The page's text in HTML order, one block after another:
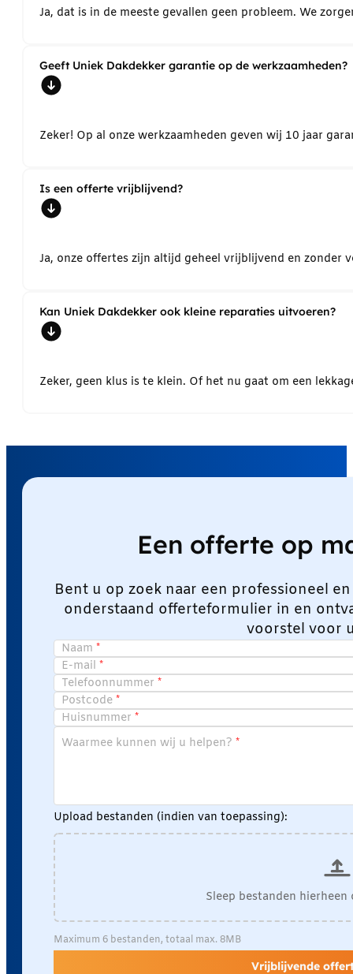
Ja, dat is in de meeste gevallen geen probleem. We
Geeft Uniek Dakdekker garantie op de werkzaamheden?
Zeker! Op al onze werkzaamheden geven wij 10 jaar
Is een offerte vrijblijvend?
Ja, onze offertes zijn altijd geheel vrijblijvend en
Kan Uniek Dakdekker ook kleine reparaties uitvoeren?
Zeker, geen klus is te klein. Of het nu gaat om een
Een offerte op
Bent u op zoek naar een professioneel
onderstaand offerteformulier in en
voorstel voor
Naam
E-mail
Telefoonnummer
Postcode
Huisnummer
Waarmee kunnen wij u helpen?
Upload bestanden (indien van toepassing):
Sleep bestanden
Maximum 6 bestanden, totaal max. 8MB
Vrijblijvende